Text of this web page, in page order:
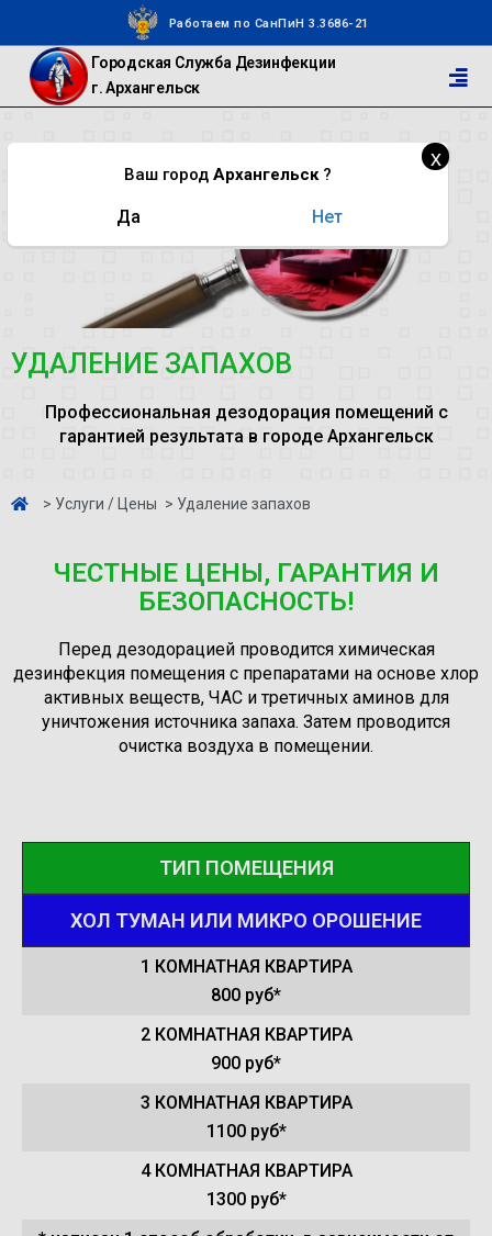
Работаем по СанПиН 3.3686-21
Городская Служба Дезинфекции
г. Архангельск
УДАЛЕНИЕ ЗАПАХОВ
Профессиональная дезодорация помещений с
гарантией результата в городе Архангельск
> Услуги / Цены > Удаление запахов
ЧЕСТНЫЕ ЦЕНЫ, ГАРАНТИЯ И
БЕЗОПАСНОСТЬ!
Перед дезодорацией проводится химическая
дезинфекция помещения с препаратами на основе хлор
активных веществ, ЧАС и третичных аминов для
уничтожения источника запаха. Затем проводится
очистка воздуха в помещении.
ТИП ПОМЕЩЕНИЯ
ХОЛ ТУМАН ИЛИ МИКРО ОРОШЕНИЕ
1 КОМНАТНАЯ КВАРТИРА
800 руб*
2 КОМНАТНАЯ КВАРТИРА
900 руб*
3 КОМНАТНАЯ КВАРТИРА
1100 руб*
4 КОМНАТНАЯ КВАРТИРА
1300 руб*
Ваш городАрхангельск?
Да Нет
х